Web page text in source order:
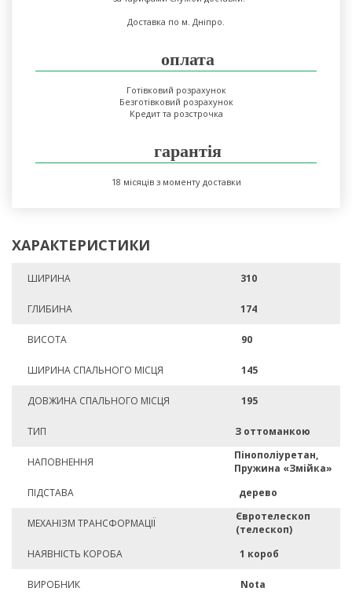
Доставка по м. Дніпро.
оплата
Готівковий розрахунок
Безготівковий розрахунок
Кредит та розстрочка
гарантія
18 місяців з моменту доставки
ХАРАКТЕРИСТИКИ
ШИРИНА 310
ГЛИБИНА 174
ВИСОТА 90
ШИРИНА СПАЛЬНОГО МІСЦЯ 145
ДОВЖИНА СПАЛЬНОГО МІСЦЯ 195
ТИП З оттоманкою
НАПОВНЕННЯ
Пінополіуретан,
Пружина «Змійка»
ПІДСТАВА
дерево
МЕХАНІЗМ ТРАНСФОРМАЦІЇ
Євротелескоп
(телескоп)
НАЯВНІСТЬ КОРОБА
1 короб
ВИРОБНИК Nota